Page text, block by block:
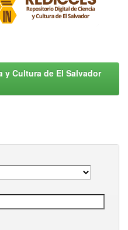
y Cultura de El Salvador